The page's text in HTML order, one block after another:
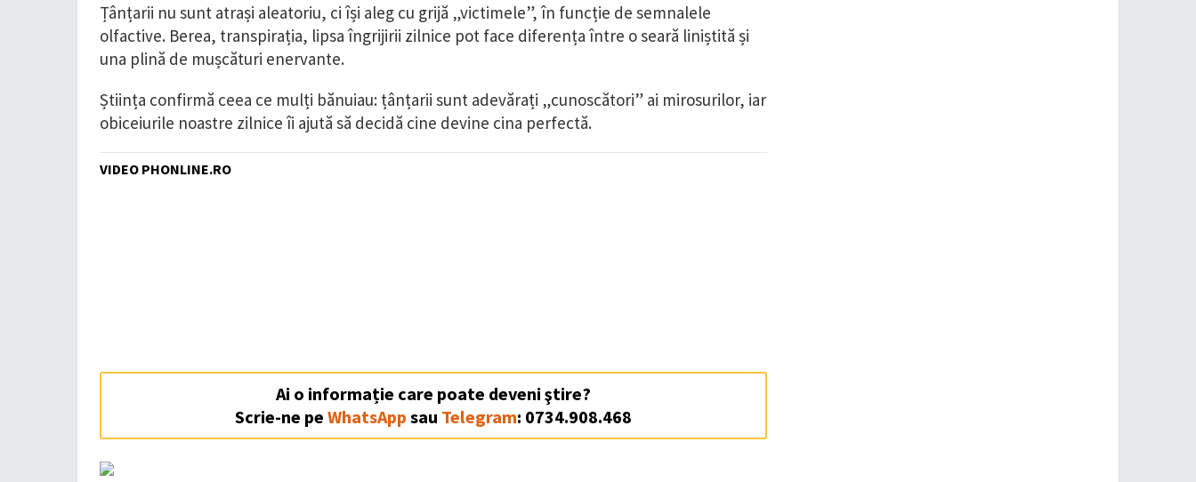
Țânțarii nu sunt atrași aleatoriu, ci își aleg cu grijă „victimele”, în funcție de semnalele
olfactive. Berea, transpirația, lipsa îngrijirii zilnice pot face diferența între o seară liniștită și
una plină de mușcături enervante.
Știința confirmă ceea ce mulți bănuiau: țânțarii sunt adevărați „cunoscători” ai mirosurilor, iar
obiceiurile noastre zilnice îi ajută să decidă cine devine cina perfectă.
VIDEO PHONLINE.RO
Ai o informație care poate deveni ştire?
Scrie-ne peWhatsApp sau Telegram: 0734.908.468